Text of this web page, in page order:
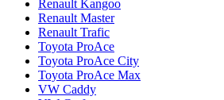
Renault Kangoo
Renault Master
Renault Trafic
Toyota ProAce
Toyota ProAce City
Toyota ProAce Max
VW Caddy